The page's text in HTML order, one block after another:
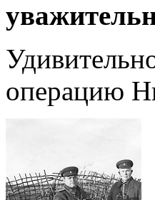
операцию